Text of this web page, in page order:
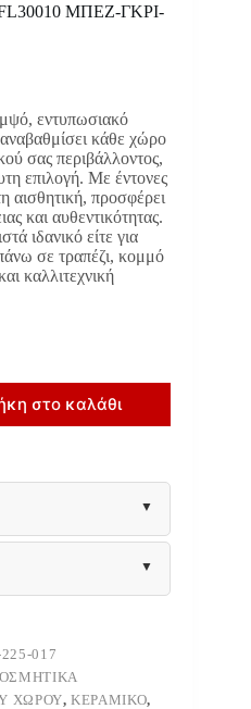
ΜΠΕΖ-ΓΚΡΙ-
εντυπωσιακό
κάθε χώρο
σας περιβάλλοντος,
επιλογή. Με έντονες
αισθητική, προσφέρει
και αυθεντικότητας.
ιδανικό είτε για
σε τραπέζι, κομμό
καλλιτεχνική
στο καλάθι
017
ΧΏΡΟΥ,ΚΕΡΑΜΙΚΌ,